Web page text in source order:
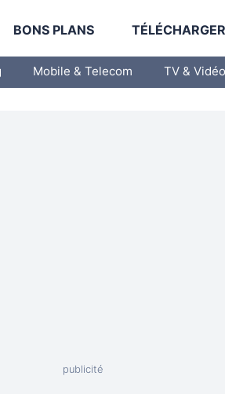
BONS PLANS
Mobile & Telecom TV & Vidéo